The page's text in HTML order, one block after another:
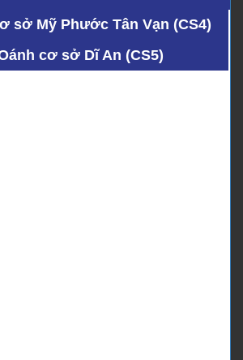
sở Mỹ Phước Tân Vạn (CS4)
cơ sở Dĩ An (CS5)